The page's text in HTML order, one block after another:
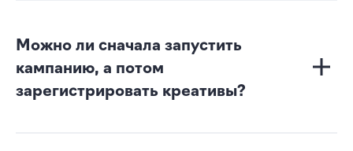
Можно ли сначала запустить
кампанию, а потом
зарегистрировать креативы?